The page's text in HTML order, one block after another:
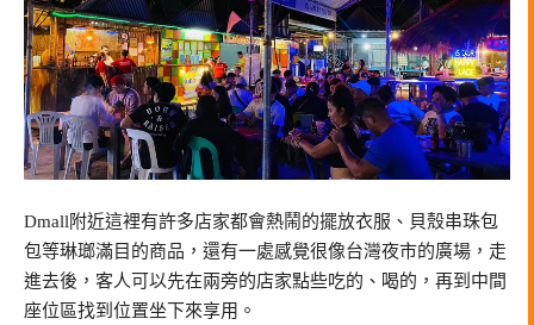
Dmall附近這裡有許多店家都會熱鬧的擺放衣服、貝殼串珠包
包等琳瑯滿目的商品，還有一處感覺很像台灣夜市的廣場，走
進去後，客人可以先在兩旁的店家點些吃的、喝的，再到中間
座位區找到位置坐下來享用。